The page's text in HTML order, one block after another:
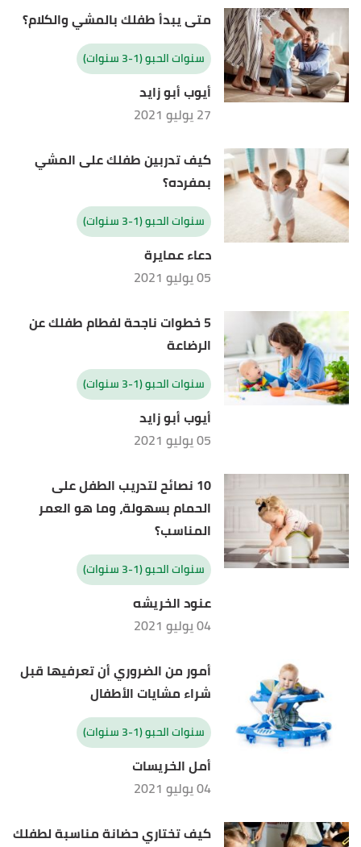
healthychildren, Retrieved 27/1/2021. Edited.
↑
"Sample Meal Plan for Feeding Your Preschooler
(Ages 3 to 5)",unlockfood, Retrieved 27/1/2021.
Edited.
, Retrieved 27/1/2021. Edited.
↑
"21 Best Toddler Dinner Ideas"
momjunction,
Retrieved 27/1/2021. Edited.
متى يبدأ طفلك بالمشي والكلام؟
سنوات الحبو (1-3 سنوات)
أيوب أبو زايد
27 يوليو 2021
كيف تدربين طفلك على المشي
بمفرده؟
سنوات الحبو (1-3 سنوات)
دعاء عمايرة
05 يوليو 2021
5 خطوات ناجحة لفطام طفلك عن
الرضاعة
سنوات الحبو (1-3 سنوات)
أيوب أبو زايد
05 يوليو 2021
10 نصائح لتدريب الطفل على
الحمام بسهولة، وما هو العمر
المناسب؟
سنوات الحبو (1-3 سنوات)
عنود الخريشه
04 يوليو 2021
أمور من الضروري أن تعرفيها قبل
شراء مشايات الأطفال
سنوات الحبو (1-3 سنوات)
أمل الخريسات
04 يوليو 2021
كيف تختاري حضانة مناسبة لطفلك